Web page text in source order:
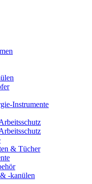
Instrumente
& Tücher
-kanülen